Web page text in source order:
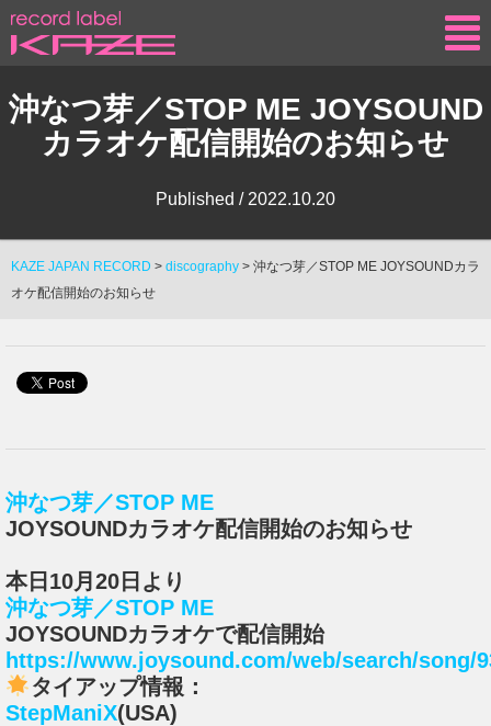
沖なつ芽／STOP ME JOYSOUND
カラオケ配信開始のお知らせ
Published / 2022.10.20
KAZE JAPAN RECORD > discography > 沖なつ芽／STOP ME JOYSOUNDカラ
オケ配信開始のお知らせ
沖なつ芽／STOP ME
JOYSOUNDカラオケ配信開始のお知らせ
本日10月20日より
沖なつ芽／STOP ME
JOYSOUNDカラオケで配信開始
https://www.joysound.com/web/search/song/
タイアップ情報：
StepManiX(USA)